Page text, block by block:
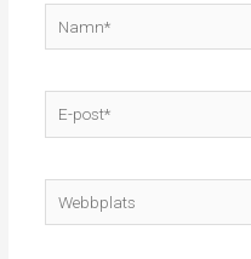
post*
Webbplats